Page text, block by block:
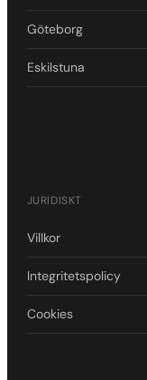
Göteborg
Eskilstuna
JURIDISKT
Villkor
Integritetspolicy
Cookies